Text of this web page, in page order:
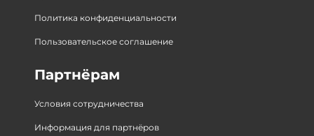
Политика конфиденциальности
Пользовательское соглашение
Партнёрам
Условия сотрудничества
Информация для партнёров